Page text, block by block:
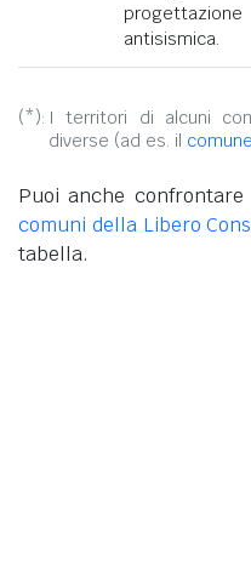
progettazione
antisismica.
(*): I territori di alcuni
diverse (ad es. il
Puoi anche
comuni della Libero
tabella.